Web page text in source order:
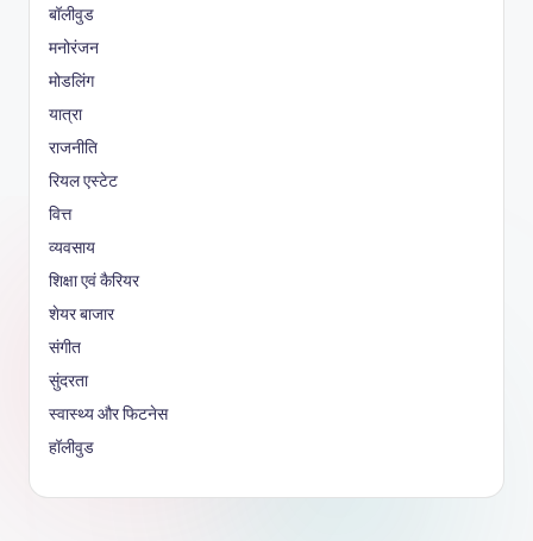
बॉलीवुड
मनोरंजन
मोडलिंग
यात्रा
राजनीति
रियल एस्टेट
वित्त
व्यवसाय
शिक्षा एवं कैरियर
शेयर बाजार
संगीत
सुंदरता
स्वास्थ्य और फिटनेस
हॉलीवुड